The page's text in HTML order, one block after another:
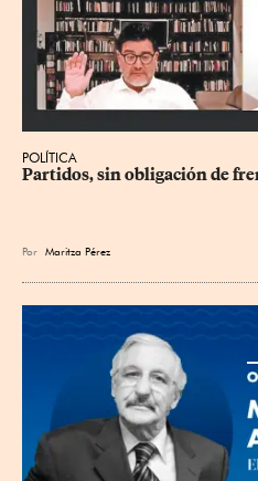
POLÍTICA
Partidos, sin obligación de
Por Maritza Pérez